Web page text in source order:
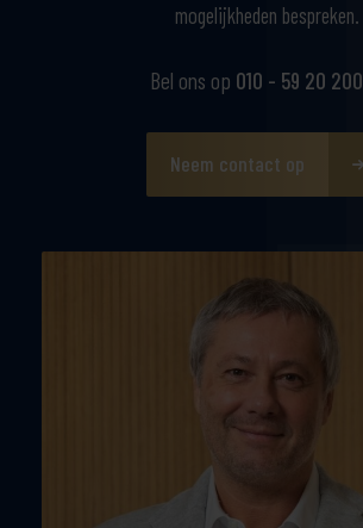
mogelijkheden bespreken.
Bel ons op 010 - 59 20 200
Neem contact op